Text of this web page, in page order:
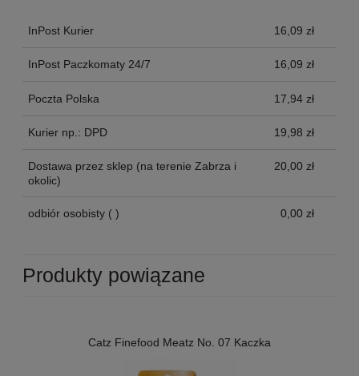
InPost Kurier 16,09 zł
InPost Paczkomaty 24/7 16,09 zł
Poczta Polska 17,94 zł
Kurier np.: DPD 19,98 zł
Dostawa przez sklep (na terenie Zabrza i
okolic)
20,00 zł
odbiór osobisty ( ) 0,00 zł
Produkty powiązane
Catz Finefood Meatz No. 07 Kaczka